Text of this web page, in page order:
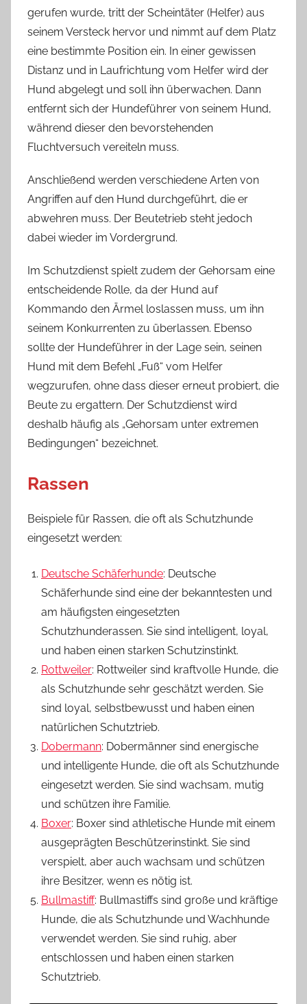
gerufen wurde, tritt der Scheintäter (Helfer) aus
seinem Versteck hervor und nimmt auf dem Platz
eine bestimmte Position ein. In einer gewissen
Distanz und in Laufrichtung vom Helfer wird der
Hund abgelegt und soll ihn überwachen. Dann
entfernt sich der Hundeführer von seinem Hund,
während dieser den bevorstehenden
Fluchtversuch vereiteln muss.
Anschließend werden verschiedene Arten von
Angriffen auf den Hund durchgeführt, die er
abwehren muss. Der Beutetrieb steht jedoch
dabei wieder im Vordergrund.
Im Schutzdienst spielt zudem der Gehorsam eine
entscheidende Rolle, da der Hund auf
Kommando den Ärmel loslassen muss, um ihn
seinem Konkurrenten zu überlassen. Ebenso
sollte der Hundeführer in der Lage sein, seinen
Hund mit dem Befehl „Fuß“ vom Helfer
wegzurufen, ohne dass dieser erneut probiert, die
Beute zu ergattern. Der Schutzdienst wird
deshalb häufig als „Gehorsam unter extremen
Bedingungen“ bezeichnet.
Rassen
Beispiele für Rassen, die oft als Schutzhunde
eingesetzt werden:
Deutsche Schäferhunde: Deutsche
Schäferhunde sind eine der bekanntesten und
am häufigsten eingesetzten
Schutzhunderassen. Sie sind intelligent, loyal,
und haben einen starken Schutzinstinkt.
Rottweiler: Rottweiler sind kraftvolle Hunde, die
als Schutzhunde sehr geschätzt werden. Sie
sind loyal, selbstbewusst und haben einen
natürlichen Schutztrieb.
Dobermann: Dobermänner sind energische
und intelligente Hunde, die oft als Schutzhunde
eingesetzt werden. Sie sind wachsam, mutig
und schützen ihre Familie.
Boxer: Boxer sind athletische Hunde mit einem
ausgeprägten Beschützerinstinkt. Sie sind
verspielt, aber auch wachsam und schützen
ihre Besitzer, wenn es nötig ist.
Bullmastiff: Bullmastiffs sind große und kräftige
Hunde, die als Schutzhunde und Wachhunde
verwendet werden. Sie sind ruhig, aber
entschlossen und haben einen starken
Schutztrieb.